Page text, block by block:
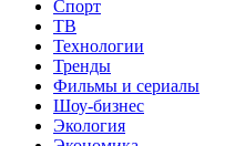
Спорт
ТВ
Технологии
Тренды
Фильмы и сериалы
Шоу-бизнес
Экология